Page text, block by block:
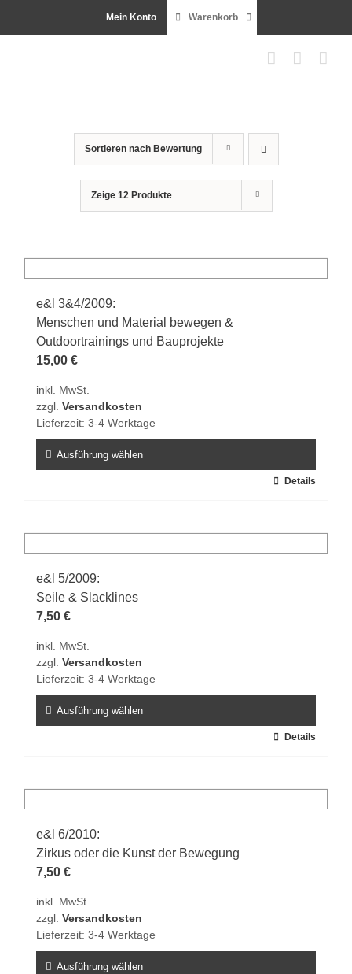
Mein Konto Warenkorb
Sortieren nach Bewertung
Zeige 12 Produkte
e&l 3&4/2009:
Menschen und Material bewegen &
Outdoortrainings und Bauprojekte
15,00 €
inkl. MwSt.
zzgl. Versandkosten
Lieferzeit: 3-4 Werktage
Ausführung wählen
Varianten
auf.
Die
Optionen
auf
der
gewählt
werden
Details
e&l 5/2009:
Seile & Slacklines
7,50 €
inkl. MwSt.
zzgl. Versandkosten
Lieferzeit: 3-4 Werktage
Ausführung wählen
Varianten
auf.
Die
Optionen
auf
der
gewählt
Details
e&l 6/2010:
Zirkus oder die Kunst der Bewegung
7,50 €
inkl. MwSt.
zzgl. Versandkosten
Lieferzeit: 3-4 Werktage
Ausführung wählen